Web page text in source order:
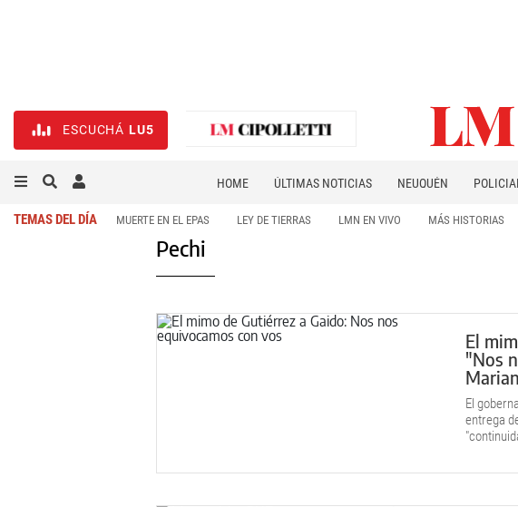
ESCUCHÁ LU5
HOME ÚLTIMAS NOTICIAS NEUQUÉN
TEMAS DEL DÍA MUERTE EN EL EPAS LEY DE TIERRAS LMN EN VIVO MÁS HISTORIAS
Pechi
El
"Nos
El
entrega